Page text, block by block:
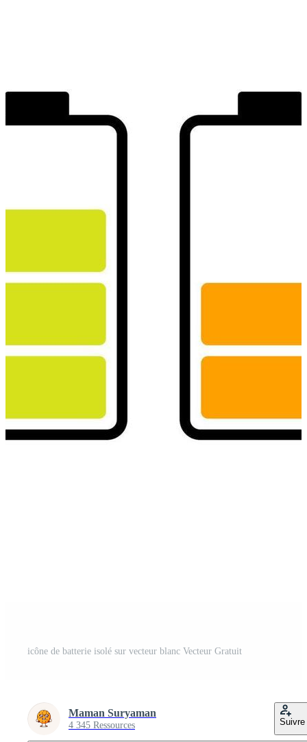
icône de batterie isolé sur vecteur blanc Vecteur Gratuit
Maman Suryaman
4 345 Ressources Suivre